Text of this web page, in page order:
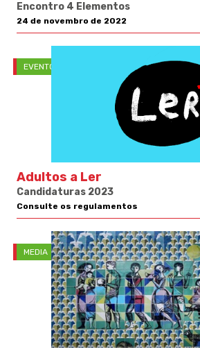
Encontro 4 Elementos
24 de novembro de 2022
EVENTOS
Adultos a Ler
Candidaturas 2023
Consulte os regulamentos
MEDIA